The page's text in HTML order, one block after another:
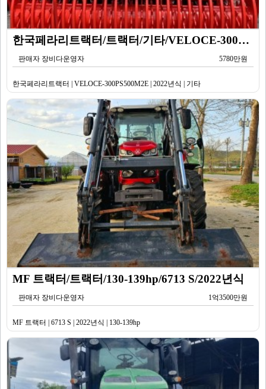
한국페라리트랙터/트랙터/기타/VELOCE-300PS500M2E/2022년식
판매자 장비다운영자 5780만원
한국페라리트랙터 | VELOCE-300PS500M2E | 2022년식 | 기타
MF 트랙터/트랙터/130-139hp/6713 S/2022년식
판매자 장비다운영자 1억3500만원
MF 트랙터 | 6713 S | 2022년식 | 130-139hp